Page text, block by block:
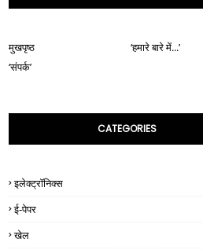
मुखपृष्ठ
‘हमारे बारे में...’
‘संपर्क’
CATEGORIES
इलेक्ट्रॉनिक्स
ई-पेपर
खेल